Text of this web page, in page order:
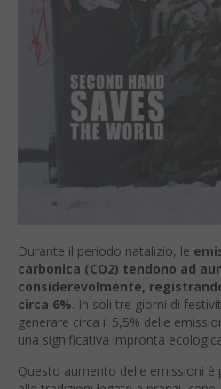
Durante il periodo natalizio, le
carbonica (CO2) tendono ad
considerevolmente,
circa 6%. In soli tre giorni di
generare circa il 5,5% delle
una significativa impronta
Questo aumento delle emissioni è